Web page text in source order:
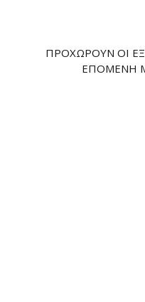
ΠΡΟΧΩΡΟΎΝ ΟΙ
ΕΠΌΜΕΝΗ